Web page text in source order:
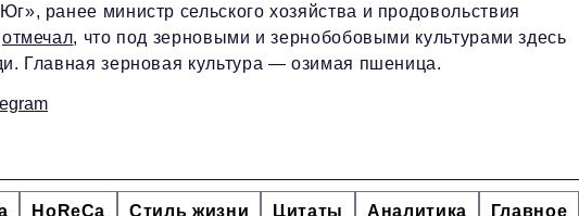
ранее министр сельского хозяйства и продовольствия
отмечал, что под зерновыми и зернобобовыми культурами здесь
Главная зерновая культура — озимая пшеница.
HoReCa Стиль жизни Цитаты Аналитика Главное